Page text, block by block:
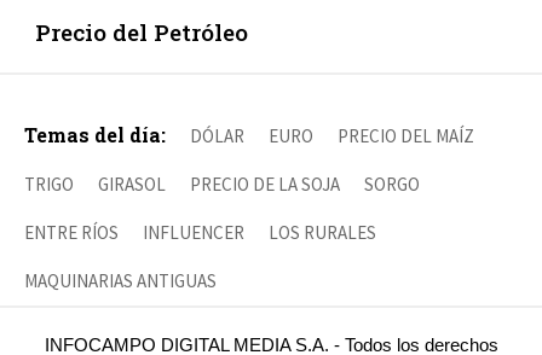
Precio del Petróleo
Temas del día: DÓLAR EURO PRECIO DEL MAÍZ
TRIGO GIRASOL PRECIO DE LA SOJA SORGO
ENTRE RÍOS INFLUENCER LOS RURALES
MAQUINARIAS ANTIGUAS
INFOCAMPO DIGITAL MEDIA S.A. - Todos los derechos